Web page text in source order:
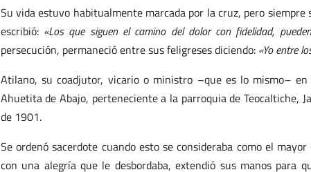
Su vida estuvo habitualmente marcada por la cruz, pero siempre
escribió: «Los que siguen el camino del dolor con fidelidad,
persecución, permaneció entre sus feligreses diciendo: «Yo entre
Atilano, su coadjutor, vicario o ministro –que es lo mismo–
Ahuetita de Abajo, perteneciente a la parroquia de Teocaltiche,
de 1901.
Se ordenó sacerdote cuando esto se consideraba como el
con una alegría que le desbordaba, extendió sus manos para